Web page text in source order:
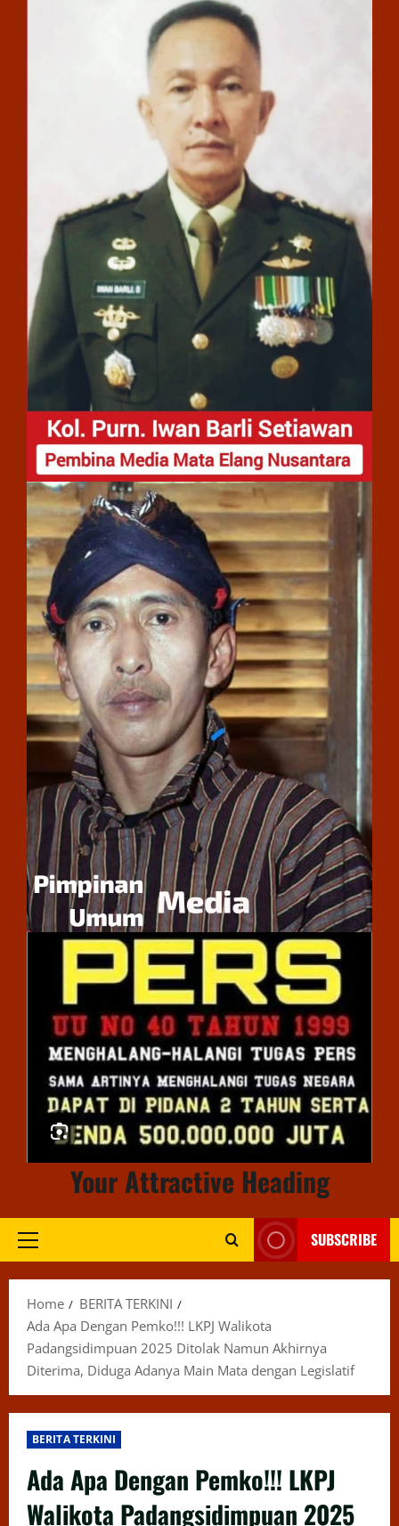
Your Attractive Heading
Primary
SUBSCRIBE
Home
BERITA TERKINI
Ada Apa Dengan Pemko!!! LKPJ Walikota
Padangsidimpuan 2025 Ditolak Namun Akhirnya
Diterima, Diduga Adanya Main Mata dengan Legislatif
BERITA TERKINI
Ada Apa Dengan Pemko!!! LKPJ
Walikota Padangsidimpuan 2025